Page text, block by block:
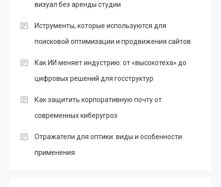
визуал без аренды студии
Иструменты, которые используются для
поисковой оптимизации и продвижения сайтов
Как ИИ меняет индустрию: от «высокотеха» до
цифровых решений для госструктур
Как защитить корпоративную почту от
современных киберугроз
Отражатели для оптики: виды и особенности
применения